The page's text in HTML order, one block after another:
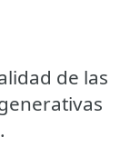
de las